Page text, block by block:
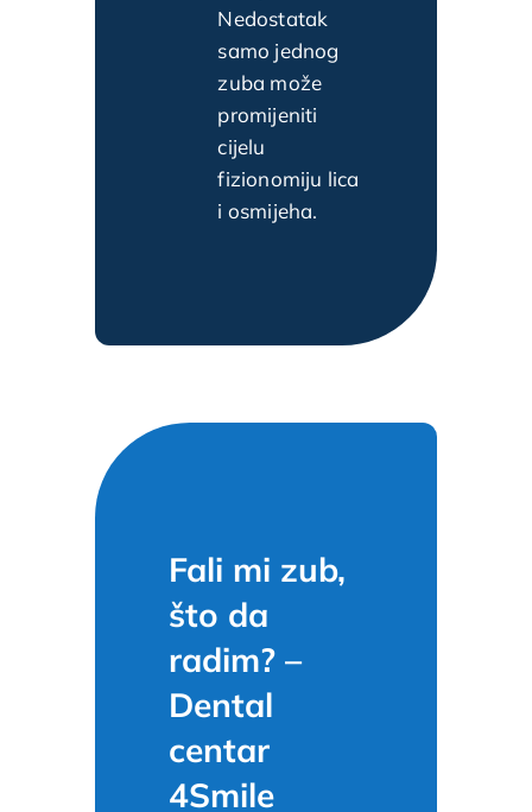
Nedostatak
samo jednog
zuba može
promijeniti
cijelu
fizionomiju lica
i osmijeha.
Fali mi zub,
što da
radim? –
Dental
centar
4Smile